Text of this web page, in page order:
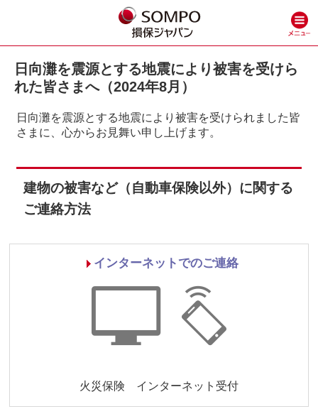
日向灘を震源とする地震により被害を受けら
れた皆さまへ（2024年8月）
日向灘を震源とする地震により被害を受けられました皆
さまに、心からお見舞い申し上げます。
建物の被害など（自動車保険以外）に関する
ご連絡方法
インターネットでのご連絡
火災保険 インターネット受付